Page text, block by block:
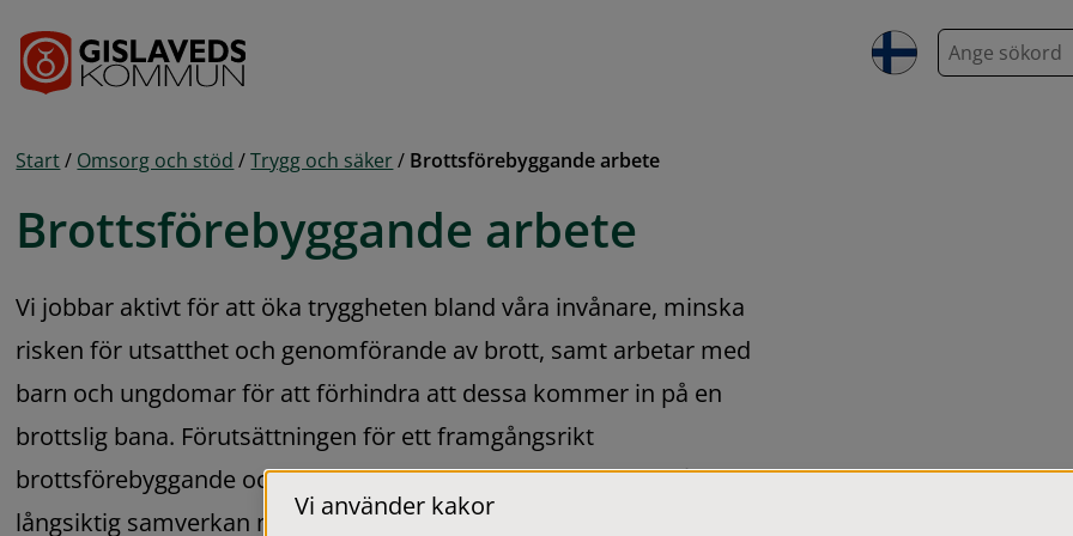
S
ö
Start / Omsorg och stöd / Trygg och säker / Brottsförebyggande arbete
Brottsförebyggande arbete
Vi jobbar aktivt för att öka tryggheten bland våra invånare, minska
risken för utsatthet och genomförande av brott, samt arbetar med
barn och ungdomar för att förhindra att dessa kommer in på en
brottslig bana. Förutsättningen för ett framgångsrikt
brottsförebyggande och trygghetsskapande arbete bygger på en
långsiktig samverkan mellan kommunen, andra myndigheter,
Vi använder kakor